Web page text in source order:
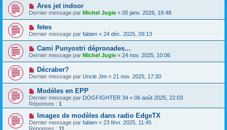
Ares jet indoor
Dernier message par Michel Jugie « 05 janv. 2026, 18:48
fetes
Dernier message par fabien « 24 déc. 2025, 09:13
Cami Punyostri dépronades...
Dernier message par Michel Jugie « 24 nov. 2025, 10:06
Décraber?
Dernier message par Uncle Jim « 21 nov. 2025, 17:30
Modéles en EPP
Dernier message par DOGFIGHTER 34 « 06 août 2025, 22:03
Réponses : 1
Images de modèles dans radio EdgeTX
Dernier message par fabien « 23 févr. 2025, 11:45
Réponses : 11